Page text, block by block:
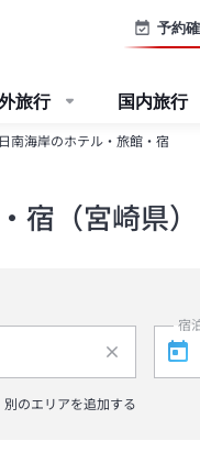
予約
旅行 国内旅行
日南海岸のホテル・旅館・宿
宿（宮崎県
別のエリアを追加する
宿